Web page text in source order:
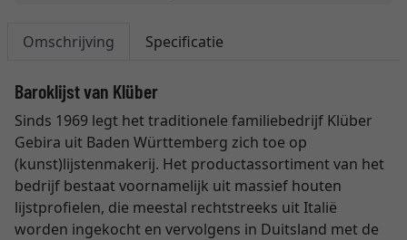
Omschrijving Specificatie
Baroklijst van Klüber
Sinds 1969 legt het traditionele familiebedrijf Klüber
Gebira uit Baden Württemberg zich toe op
(kunst)lijstenmakerij. Het productassortiment van het
bedrijf bestaat voornamelijk uit massief houten
lijstprofielen, die meestal rechtstreeks uit Italië
worden ingekocht en vervolgens in Duitsland met de